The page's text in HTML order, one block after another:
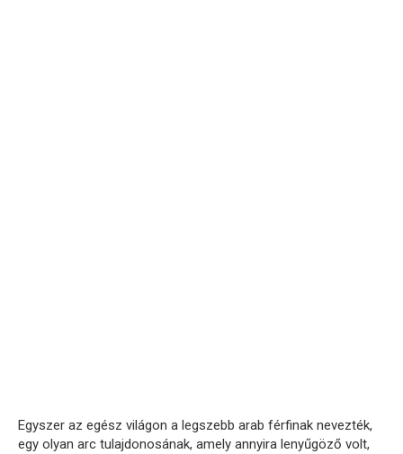
Egyszer az egész világon a legszebb arab férfinak nevezték,
egy olyan arc tulajdonosának, amely annyira lenyűgöző volt,